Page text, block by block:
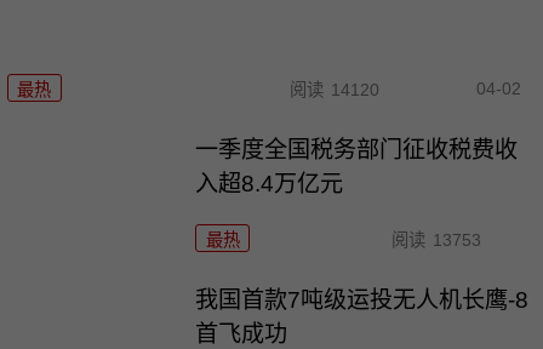
最热 阅读 14120 04-02
一季度全国税务部门征收税费收
入超8.4万亿元
最热 阅读 13753
我国首款7吨级运投无人机长鹰-8
首飞成功